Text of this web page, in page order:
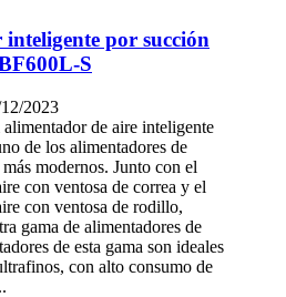
por succión
S
2023
de aire inteligente
de los alimentadores de
modernos. Junto con el
con ventosa de correa y el
con ventosa de rodillo,
gama de alimentadores de
de esta gama son ideales
con alto consumo de